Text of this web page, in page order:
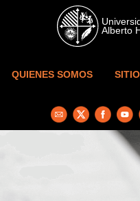
Skip to main content
QUIENES SOMOS